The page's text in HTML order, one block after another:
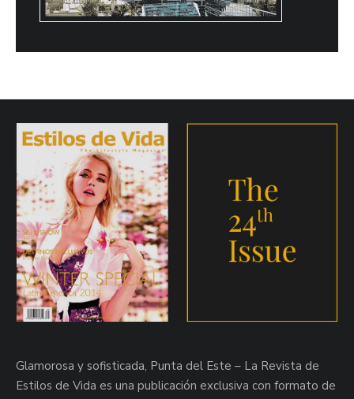
Glamorosa y sofisticada, Punta del Este – La Revista de
Estilos de Vida es una publicación exclusiva con formato de